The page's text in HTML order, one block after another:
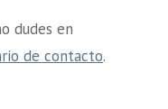
dudes en
de contacto.